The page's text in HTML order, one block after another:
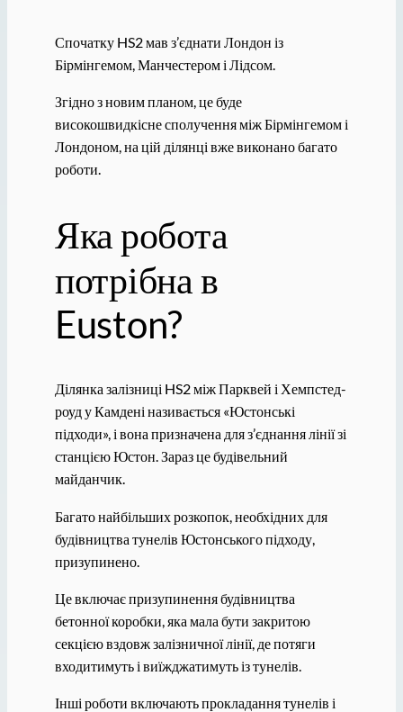
Спочатку HS2 мав з’єднати Лондон із
Бірмінгемом, Манчестером і Лідсом.
Згідно з новим планом, це буде
високошвидкісне сполучення між Бірмінгемом і
Лондоном, на цій ділянці вже виконано багато
роботи.
Яка робота
потрібна в
Euston?
Ділянка залізниці HS2 між Парквей і Хемпстед-
роуд у Камдені називається «Юстонські
підходи», і вона призначена для з’єднання лінії зі
станцією Юстон. Зараз це будівельний
майданчик.
Багато найбільших розкопок, необхідних для
будівництва тунелів Юстонського підходу,
призупинено.
Це включає призупинення будівництва
бетонної коробки, яка мала бути закритою
секцією вздовж залізничної лінії, де потяги
входитимуть і виїжджатимуть із тунелів.
Інші роботи включають прокладання тунелів і